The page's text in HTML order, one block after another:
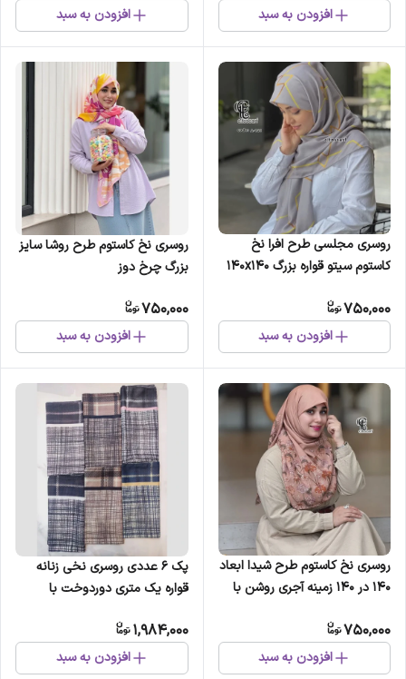
افزودن به سبد افزودن به سبد
روسری مجلسی طرح افرا نخ
کاستوم سیتو قواره بزرگ 140x140
750,000
افزودن به سبد
روسری نخ کاستوم طرح روشا سایز
بزرگ چرخ دوز
750,000
افزودن به سبد
روسری نخ کاستوم طرح شیدا ابعاد
140 در 140 زمینه آجری روشن با
750,000
افزودن به سبد
پک 6 عددی روسری نخی زنانه
قواره یک متری دوردوخت با
1,984,000
افزودن به سبد